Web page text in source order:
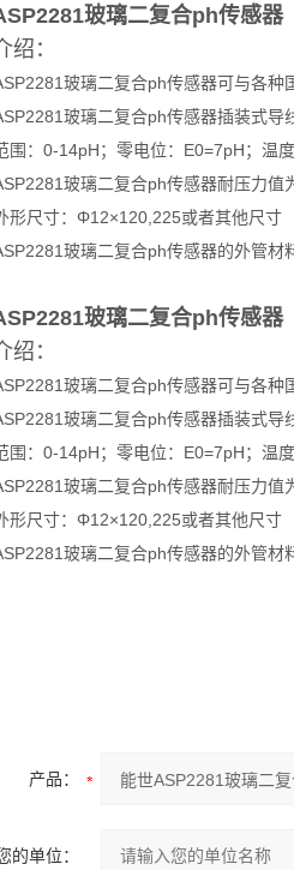
玻璃二复合ph传感器
绍：
玻璃二复合ph传感器可与各种
玻璃二复合ph传感器插装式导
围：0-14pH；零电位：E0=7pH；温
玻璃二复合ph传感器耐压力值
形尺寸：Φ12×120,225或者其他尺寸
玻璃二复合ph传感器的外管材
玻璃二复合ph传感器
绍：
玻璃二复合ph传感器可与各种
玻璃二复合ph传感器插装式导
围：0-14pH；零电位：E0=7pH；温
玻璃二复合ph传感器耐压力值
形尺寸：Φ12×120,225或者其他尺寸
玻璃二复合ph传感器的外管材
产品：
的单位：